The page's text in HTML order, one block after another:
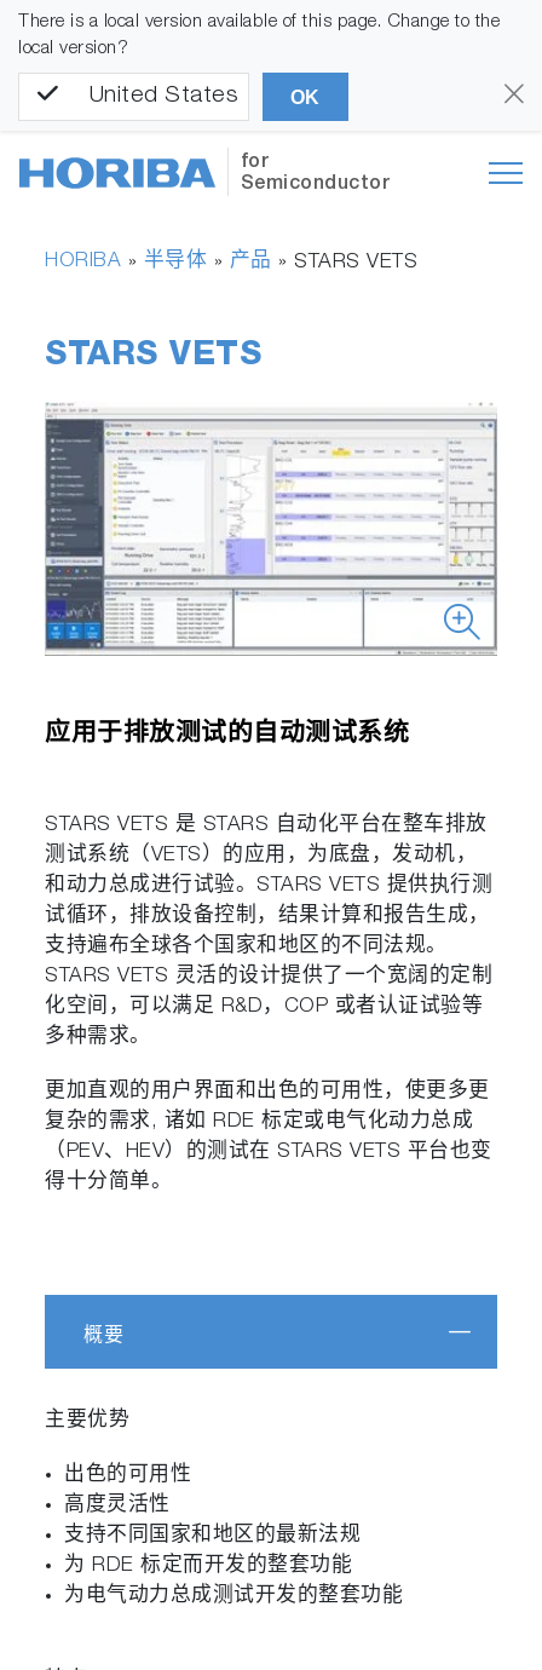
There is a local version available of this page. Change to the
local version?
United States OK
for
Semiconductor
HORIBA » 半导体 » 产品 » STARS VETS
STARS VETS
应用于排放测试的自动测试系统
STARS VETS 是 STARS 自动化平台在整车排放
测试系统（VETS）的应用，为底盘，发动机，
和动力总成进行试验。STARS VETS 提供执行测
试循环，排放设备控制，结果计算和报告生成，
支持遍布全球各个国家和地区的不同法规。
STARS VETS 灵活的设计提供了一个宽阔的定制
化空间，可以满足 R&D，COP 或者认证试验等
多种需求。
更加直观的用户界面和出色的可用性，使更多更
复杂的需求, 诸如 RDE 标定或电气化动力总成
（PEV、HEV）的测试在 STARS VETS 平台也变
得十分简单。
概要
主要优势
出色的可用性
高度灵活性
支持不同国家和地区的最新法规
为 RDE 标定而开发的整套功能
为电气动力总成测试开发的整套功能